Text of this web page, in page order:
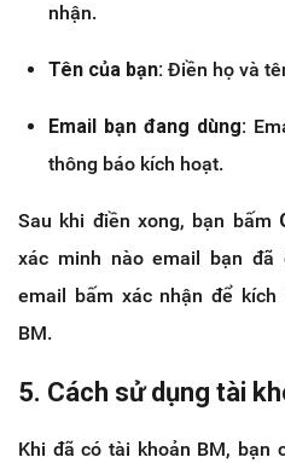
nhận.
Tên của bạn: Điền họ và
Email bạn đang dùng:
thông báo kích hoạt.
Sau khi điền xong, bạn bấm
xác minh nào email bạn đã
email bấm xác nhận để
BM.
5. Cách sử dụng tài
Khi đã có tài khoản BM, bạn